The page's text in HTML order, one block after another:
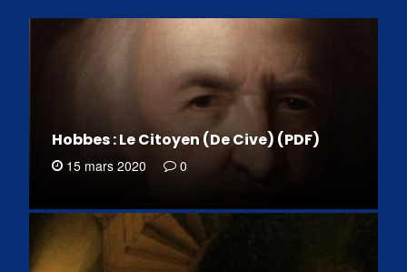
Hobbes : Le Citoyen (De Cive) (PDF)
15 mars 2020 0